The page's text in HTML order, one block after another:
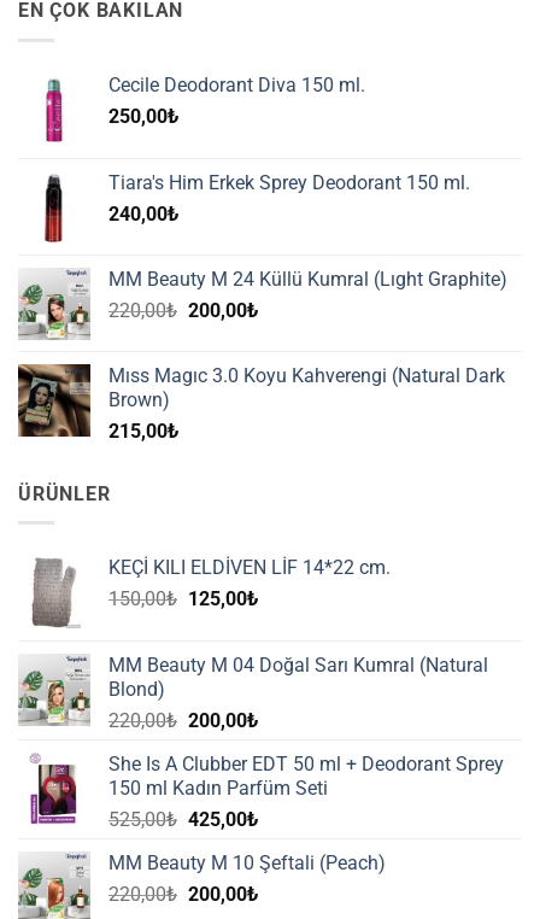
EN ÇOK BAKILAN
Cecile Deodorant Diva 150 ml.
250,00₺
Tiara's Him Erkek Sprey Deodorant 150 ml.
240,00₺
MM Beauty M 24 Küllü Kumral (Lıght Graphite)
220,00₺ Orijinal
200,00₺Şu
200,00₺.
Mıss Magıc 3.0 Koyu Kahverengi (Natural Dark
Brown)
215,00₺
ÜRÜNLER
KEÇİ KILI ELDİVEN LİF 14*22 cm.
150,00₺ Orijinal
125,00₺Şu
125,00₺.
MM Beauty M 04 Doğal Sarı Kumral (Natural
Blond)
220,00₺ Orijinal
220,00₺.
200,00₺Şu
fiyat:
200,00₺.
She Is A Clubber EDT 50 ml + Deodorant Sprey
150 ml Kadın Parfüm Seti
525,00₺ Orijinal
525,00₺.
425,00₺Şu
fiyat:
425,00₺.
MM Beauty M 10 Şeftali (Peach)
220,00₺ Orijinal
200,00₺Şu